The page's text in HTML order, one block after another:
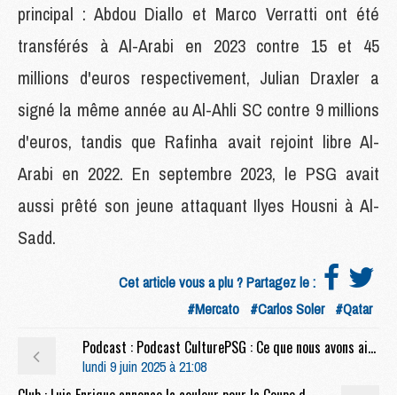
principal : Abdou Diallo et Marco Verratti ont été
transférés à Al-Arabi en 2023 contre 15 et 45
millions d'euros respectivement, Julian Draxler a
signé la même année au Al-Ahli SC contre 9 millions
d'euros, tandis que Rafinha avait rejoint libre Al-
Arabi en 2022. En septembre 2023, le PSG avait
aussi prêté son jeune attaquant Ilyes Housni à Al-
Sadd.
Cet article vous a plu ? Partagez le :
#Mercato #Carlos Soler #Qatar
Podcast : Podcast CulturePSG : Ce que nous avons aimé et pas aimé de 2024/2025
lundi 9 juin 2025 à 21:08